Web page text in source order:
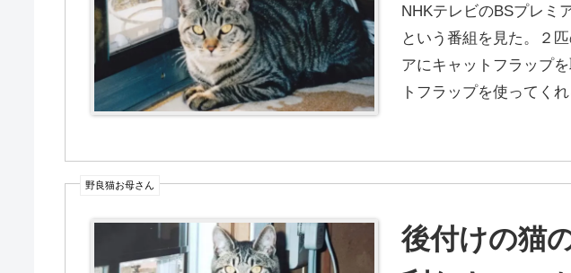
NHKテレビのBSプレミ
という番組を見た。２
アにキャットフラップ
トフラップを使ってく
野良猫お母さん
後付けの猫